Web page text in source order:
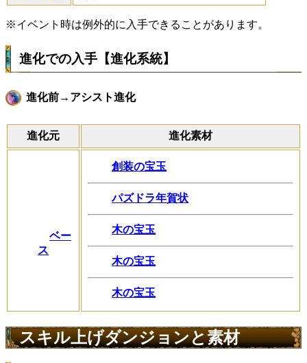
※イベント時は例外的に入手できることがあります。
進化での入手【進化系統】
進化前→アシスト進化
進化元 進化素材
ベー
ス
創装の宝玉
パズドラ年賀状
木の宝玉
木の宝玉
木の宝玉
スキル上げダンジョンと素材